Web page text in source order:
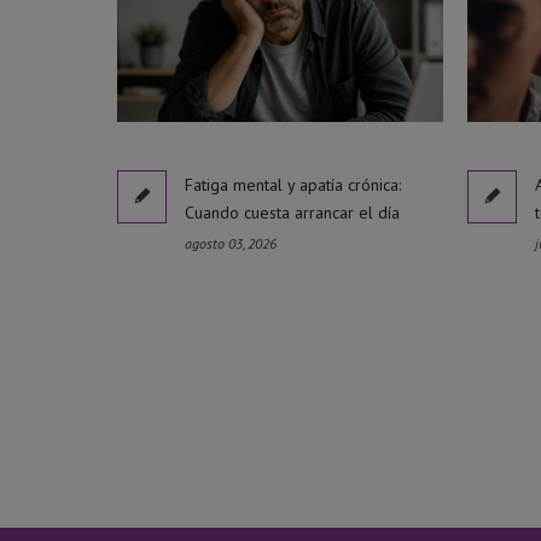
Fatiga mental y apatía crónica:
Cuando cuesta arrancar el día
agosto 03, 2026